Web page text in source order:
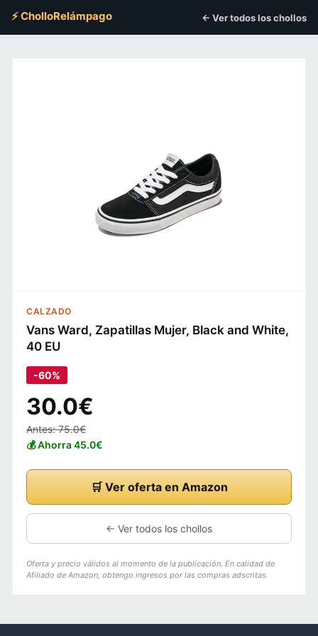
⚡ CholloRelámpago ← Ver todos los chollos
CALZADO
Vans Ward, Zapatillas Mujer, Black and White,
40 EU
-60%
30.0€
Antes: 75.0€
💰 Ahorra 45.0€
🛒 Ver oferta en Amazon
← Ver todos los chollos
Oferta y precio válidos al momento de la publicación. En calidad de
Afiliado de Amazon, obtengo ingresos por las compras adscritas.